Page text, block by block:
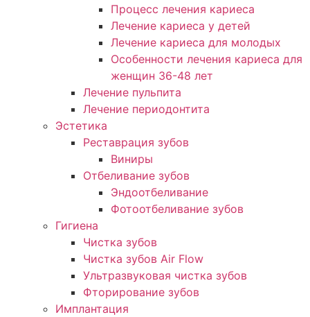
Процесс лечения кариеса
Лечение кариеса у детей
Лечение кариеса для молодых
Особенности лечения кариеса для
женщин 36-48 лет
Лечение пульпита
Лечение периодонтита
Эстетика
Реставрация зубов
Виниры
Отбеливание зубов
Эндоотбеливание
Фотоотбеливание зубов
Гигиена
Чистка зубов
Чистка зубов Air Flow
Ультразвуковая чистка зубов
Фторирование зубов
Имплантация